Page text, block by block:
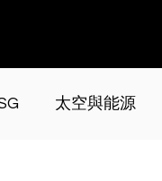
太空與能源